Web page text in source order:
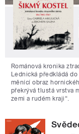
Románová kronika
Lednická předkládá
měnící obraz
překrývá tlustá vrstva
zemi a rudém kraji“.